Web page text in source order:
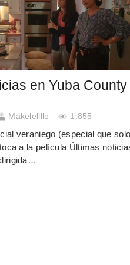
en Yuba County
Makelelillo 1.855
veraniego (especial que
a la película Últimas